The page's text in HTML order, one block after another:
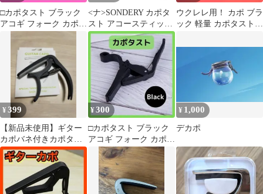
□カポタスト ブラック
アコギ フォーク カポ
<ナ>SONDERY カポタ
スト アコースティック
ギター エレキ 用 6弦
アコギ カポ トリガーテ
ンション
ウクレレ用！ カポ ブラ
ック 軽量 カポタスト
供 ミニ
¥399
【新品未使用】ギター
カポバネ付きカポタス
トウクレレ即日発送！
¥300
□カポタスト ブラック
アコギ フォーク カポ
エレキギター
¥ 1,000
デカポ